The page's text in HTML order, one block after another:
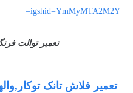
igshid=YmMyMTA2M2Y=
تعمیر توالت
تعمیر فلاش تانک